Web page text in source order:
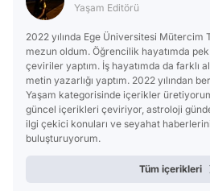
Yaşam Editörü
2022 yılında Ege Üniversitesi Mütercim
mezun oldum. Öğrencilik hayatımda
çeviriler yaptım. İş hayatımda da farklı
metin yazarlığı yaptım. 2022 yılından
Yaşam kategorisinde içerikler
güncel içerikleri çeviriyor, astroloji
ilgi çekici konuları ve seyahat
buluşturuyorum.
Tüm içerikleri